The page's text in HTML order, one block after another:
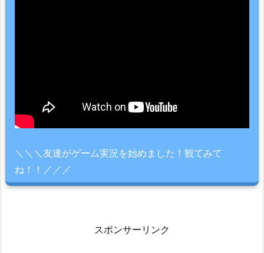
＼＼＼友達がゲーム実況を始めました！観てみて
ね！！／／／
スポンサーリンク